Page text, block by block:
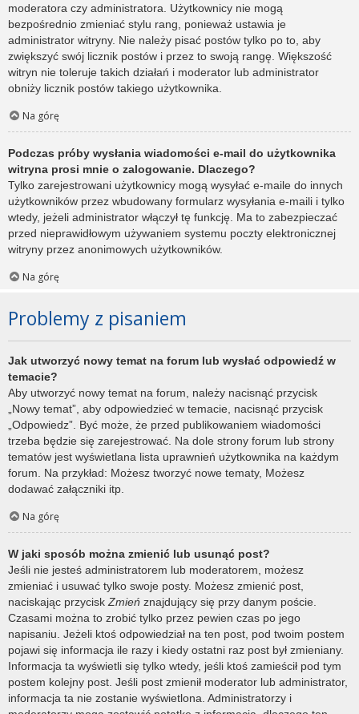
moderatora czy administratora. Użytkownicy nie mogą
bezpośrednio zmieniać stylu rang, ponieważ ustawia je
administrator witryny. Nie należy pisać postów tylko po to, aby
zwiększyć swój licznik postów i przez to swoją rangę. Większość
witryn nie toleruje takich działań i moderator lub administrator
obniży licznik postów takiego użytkownika.
Na górę
Podczas próby wysłania wiadomości e-mail do użytkownika
witryna prosi mnie o zalogowanie. Dlaczego?
Tylko zarejestrowani użytkownicy mogą wysyłać e-maile do innych
użytkowników przez wbudowany formularz wysyłania e-maili i tylko
wtedy, jeżeli administrator włączył tę funkcję. Ma to zabezpieczać
przed nieprawidłowym używaniem systemu poczty elektronicznej
witryny przez anonimowych użytkowników.
Na górę
Problemy z pisaniem
Jak utworzyć nowy temat na forum lub wysłać odpowiedź w
temacie?
Aby utworzyć nowy temat na forum, należy nacisnąć przycisk
„Nowy temat”, aby odpowiedzieć w temacie, nacisnąć przycisk
„Odpowiedz”. Być może, że przed publikowaniem wiadomości
trzeba będzie się zarejestrować. Na dole strony forum lub strony
tematów jest wyświetlana lista uprawnień użytkownika na każdym
forum. Na przykład: Możesz tworzyć nowe tematy, Możesz
dodawać załączniki itp.
Na górę
W jaki sposób można zmienić lub usunąć post?
Jeśli nie jesteś administratorem lub moderatorem, możesz
zmieniać i usuwać tylko swoje posty. Możesz zmienić post,
naciskając przycisk Zmień znajdujący się przy danym poście.
Czasami można to zrobić tylko przez pewien czas po jego
napisaniu. Jeżeli ktoś odpowiedział na ten post, pod twoim postem
pojawi się informacja ile razy i kiedy ostatni raz post był zmieniany.
Informacja ta wyświetli się tylko wtedy, jeśli ktoś zamieścił pod tym
postem kolejny post. Jeśli post zmienił moderator lub administrator,
informacja ta nie zostanie wyświetlona. Administratorzy i